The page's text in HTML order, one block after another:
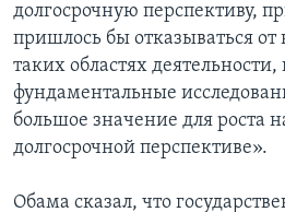
долгосрочную перспективу,
пришлось бы отказываться от
таких областях
фундаментальные
большое значение для роста
долгосрочной перспективе».
Обама сказал, что